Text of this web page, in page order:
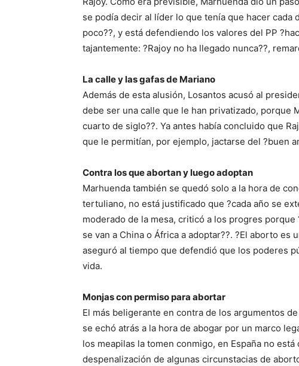
se podía decir al líder lo que tenía que hacer cada
poco??, y está defendiendo los valores del PP
tajantemente: ?Rajoy no ha llegado nunca??,
La calle y las gafas de Mariano
Además de esta alusión, Losantos acusó al
debe ser una calle que le han privatizado, porque
cuarto de siglo??. Ya antes había concluido que
que le permitían, por ejemplo, jactarse del ?buen
Contra los que abortan y luego adoptan
Marhuenda también se quedó solo a la hora de
tertuliano, no está justificado que ?cada año se
moderado de la mesa, criticó a los progres
se van a China o África a adoptar??. ?El aborto
aseguró al tiempo que defendió que los poderes
vida.
Monjas con permiso para abortar
El más beligerante en contra de los argumentos
se echó atrás a la hora de abogar por un marco
los meapilas la tomen conmigo, en España no
despenalización de algunas circunstacias de